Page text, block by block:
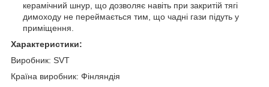
керамічний шнур, що дозволяє навіть при закритій тягі
димоходу не переймається тим, що чадні гази підуть у
приміщення.
Характеристики:
Виробник: SVT
Країна виробник: Фінляндія